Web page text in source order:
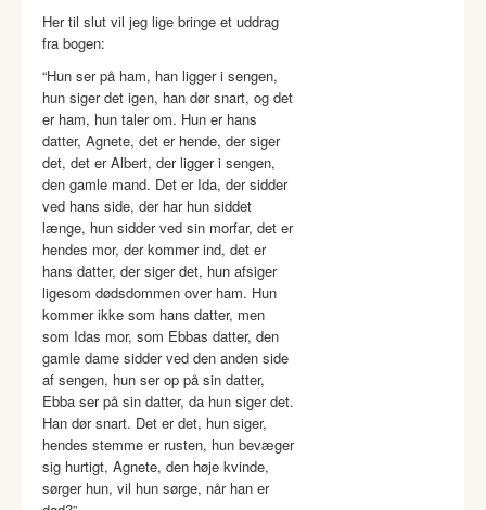
Her til slut vil jeg lige bringe et uddrag
fra bogen:
“Hun ser på ham, han ligger i sengen,
hun siger det igen, han dør snart, og det
er ham, hun taler om. Hun er hans
datter, Agnete, det er hende, der siger
det, det er Albert, der ligger i sengen,
den gamle mand. Det er Ida, der sidder
ved hans side, der har hun siddet
længe, hun sidder ved sin morfar, det er
hendes mor, der kommer ind, det er
hans datter, der siger det, hun afsiger
ligesom dødsdommen over ham. Hun
kommer ikke som hans datter, men
som Idas mor, som Ebbas datter, den
gamle dame sidder ved den anden side
af sengen, hun ser op på sin datter,
Ebba ser på sin datter, da hun siger det.
Han dør snart. Det er det, hun siger,
hendes stemme er rusten, hun bevæger
sig hurtigt, Agnete, den høje kvinde,
sørger hun, vil hun sørge, når han er